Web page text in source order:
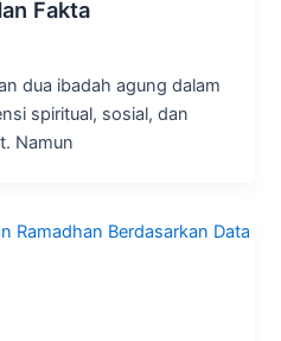
Fakta
dua ibadah agung dalam
spiritual, sosial, dan
Namun